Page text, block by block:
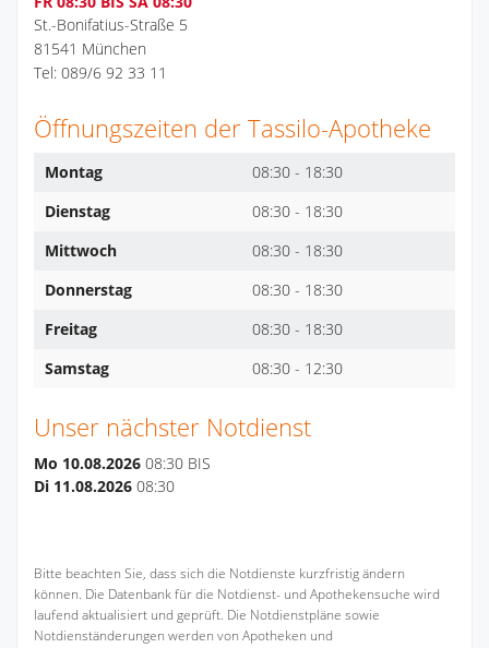
St.-Bonifatius-Straße 5
81541 München
Tel: 089/6 92 33 11
Öffnungszeiten der Tassilo-Apotheke
Montag
08:30 - 18:30
Dienstag
08:30 - 18:30
Mittwoch
08:30 - 18:30
Donnerstag
08:30 - 18:30
Freitag
08:30 - 18:30
Samstag
08:30 - 12:30
Unser nächster Notdienst
Mo 10.08.2026 08:30 BIS
Di 11.08.2026 08:30
Bitte beachten Sie, dass sich die Notdienste kurzfristig ändern
können. Die Datenbank für die Notdienst- und Apothekensuche wird
laufend aktualisiert und geprüft. Die Notdienstpläne sowie
Notdienständerungen werden von Apotheken und